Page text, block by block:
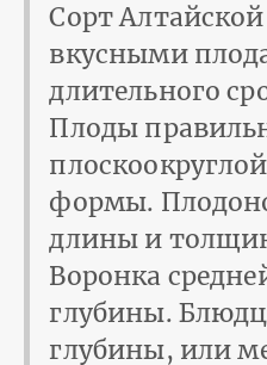
Сорт
вкусными
длительного
Плоды
формы.
длины и
Воронка
глубины.
глубины, или